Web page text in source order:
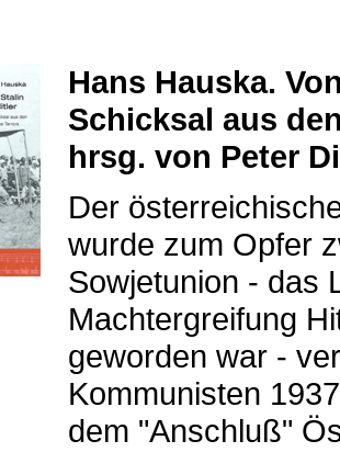
Hans Hauska.
Schicksal aus
hrsg. von Peter
Der
wurde zum Opfer
Sowjetunion - das
Machtergreifung
geworden war -
Kommunisten
dem "Anschluß"